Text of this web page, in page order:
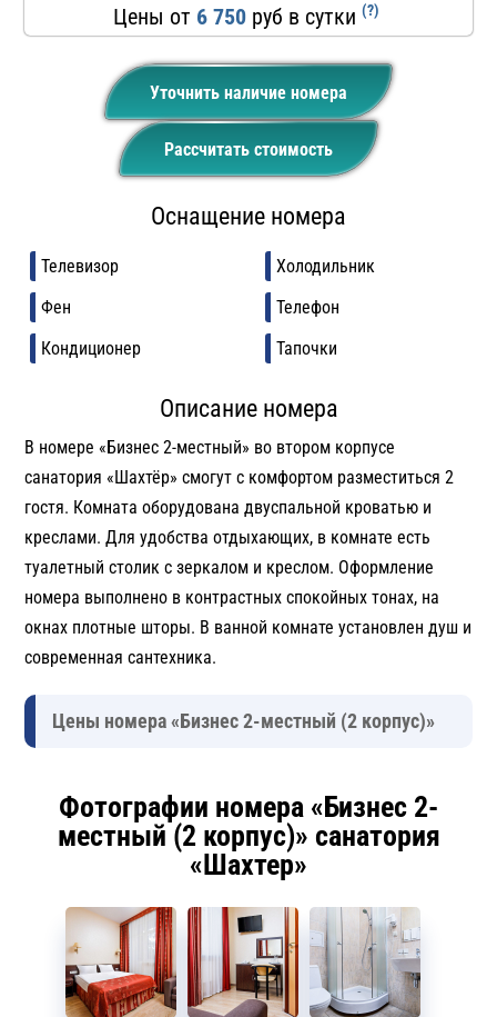
Цены от 6 750руб в сутки (?)
Уточнить наличие номера
Рассчитать стоимость
Оснащение номера
Телевизор
Холодильник
Фен
Телефон
Кондиционер
Тапочки
Описание номера
В номере «Бизнес 2-местный» во втором корпусе
санатория «Шахтёр» смогут с комфортом разместиться 2
гостя. Комната оборудована двуспальной кроватью и
креслами. Для удобства отдыхающих, в комнате есть
туалетный столик с зеркалом и креслом. Оформление
номера выполнено в контрастных спокойных тонах, на
окнах плотные шторы. В ванной комнате установлен душ и
современная сантехника.
Цены номера «Бизнес 2-местный (2 корпус)»
Фотографии номера «Бизнес 2-
местный (2 корпус)» санатория
«Шахтер»